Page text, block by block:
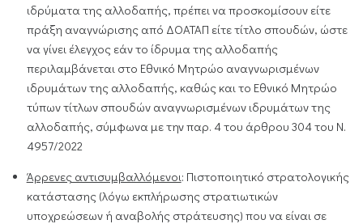
ιδρύματα της αλλοδαπής, πρέπει να προσκομίσουν είτε
πράξη αναγνώρισης από ΔΟΑΤΑΠ είτε τίτλο σπουδών, ώστε
να γίνει έλεγχος εάν το ίδρυμα της αλλοδαπής
περιλαμβάνεται στο Εθνικό Μητρώο αναγνωρισμένων
ιδρυμάτων της αλλοδαπής, καθώς και το Εθνικό Μητρώο
τύπων τίτλων σπουδών αναγνωρισμένων ιδρυμάτων της
αλλοδαπής, σύμφωνα με την παρ. 4 του άρθρου 304 του Ν.
4957/2022
Άρρενες αντισυμβαλλόμενοι: Πιστοποιητικό στρατολογικής
κατάστασης (λόγω εκπλήρωσης στρατιωτικών
υποχρεώσεων ή αναβολής στράτευσης) που να είναι σε